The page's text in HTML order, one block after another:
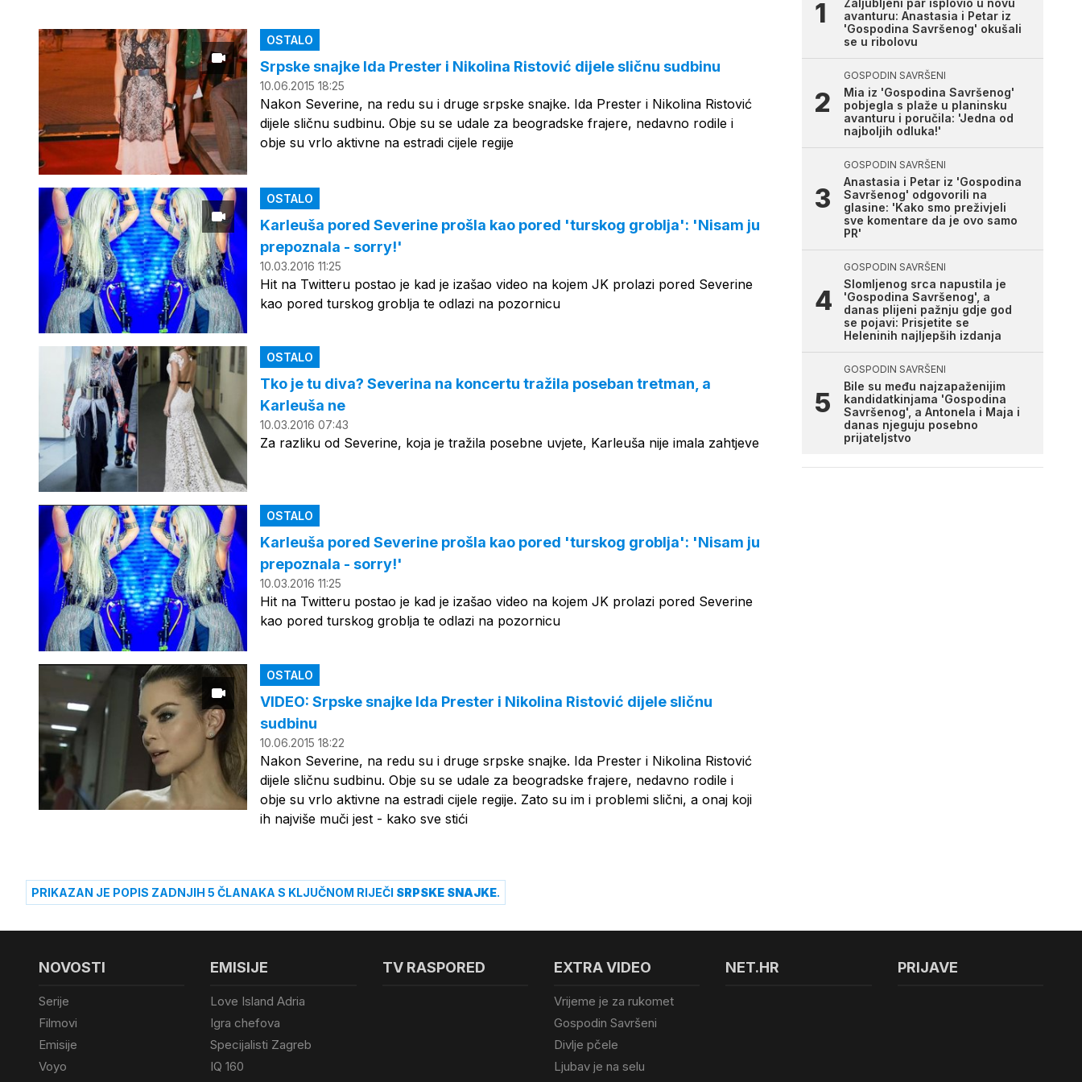
OSTALO
Srpske snajke Ida Prester i Nikolina Ristović dijele sličnu sudbinu
10.06.2015 18:25
Nakon Severine, na redu su i druge srpske snajke. Ida Prester i Nikolina Ristović
dijele sličnu sudbinu. Obje su se udale za beogradske frajere, nedavno rodile i
obje su vrlo aktivne na estradi cijele regije
OSTALO
Karleuša pored Severine prošla kao pored 'turskog groblja': 'Nisam ju
prepoznala - sorry!'
10.03.2016 11:25
Hit na Twitteru postao je kad je izašao video na kojem JK prolazi pored Severine
kao pored turskog groblja te odlazi na pozornicu
OSTALO
Tko je tu diva? Severina na koncertu tražila poseban tretman, a
Karleuša ne
10.03.2016 07:43
Za razliku od Severine, koja je tražila posebne uvjete, Karleuša nije imala zahtjeve
OSTALO
Karleuša pored Severine prošla kao pored 'turskog groblja': 'Nisam ju
prepoznala - sorry!'
10.03.2016 11:25
Hit na Twitteru postao je kad je izašao video na kojem JK prolazi pored Severine
kao pored turskog groblja te odlazi na pozornicu
OSTALO
VIDEO: Srpske snajke Ida Prester i Nikolina Ristović dijele sličnu
sudbinu
10.06.2015 18:22
Nakon Severine, na redu su i druge srpske snajke. Ida Prester i Nikolina Ristović
dijele sličnu sudbinu. Obje su se udale za beogradske frajere, nedavno rodile i
obje su vrlo aktivne na estradi cijele regije. Zato su im i problemi slični, a onaj koji
ih najviše muči jest - kako sve stići
PRIKAZAN JE POPIS ZADNJIH 5 ČLANAKA S KLJUČNOM RIJEČI SRPSKE SNAJKE.
Zaljubljeni par isplovio u novu
avanturu: Anastasia i Petar iz
'Gospodina Savršenog' okušali
se u ribolovu
GOSPODIN SAVRŠENI
Mia iz 'Gospodina Savršenog'
pobjegla s plaže u planinsku
avanturu i poručila: 'Jedna od
najboljih odluka!'
GOSPODIN SAVRŠENI
Anastasia i Petar iz 'Gospodina
Savršenog' odgovorili na
glasine: 'Kako smo preživjeli
sve komentare da je ovo samo
PR'
GOSPODIN SAVRŠENI
Slomljenog srca napustila je
'Gospodina Savršenog', a
danas plijeni pažnju gdje god
se pojavi: Prisjetite se
Heleninih najljepših izdanja
GOSPODIN SAVRŠENI
Bile su među najzapaženijim
kandidatkinjama 'Gospodina
Savršenog', a Antonela i Maja i
danas njeguju posebno
prijateljstvo
NOVOSTI
Serije
Filmovi
Emisije
Voyo
EMISIJE
Love Island Adria
Igra chefova
Specijalisti Zagreb
IQ 160
TV RASPORED EXTRA VIDEO
Vrijeme je za rukomet
Gospodin Savršeni
Divlje pčele
Ljubav je na selu
NET.HR PRIJAVE